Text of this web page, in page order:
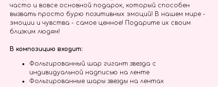
часто и вовсе основной подарок, который способен
вызвать просто бурю позитивных эмоций! В нашем мире -
эмоции и чувства - самое ценное! Подарите их своим
близким людям!
В композицию входит:
Фольгированный шар гигант звезда с
индивидуальной надписью на ленте
Фольгированные шары звезды на лентах